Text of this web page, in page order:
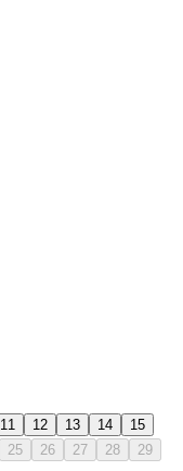
11 12 13 14
15
25 26 27 28
29